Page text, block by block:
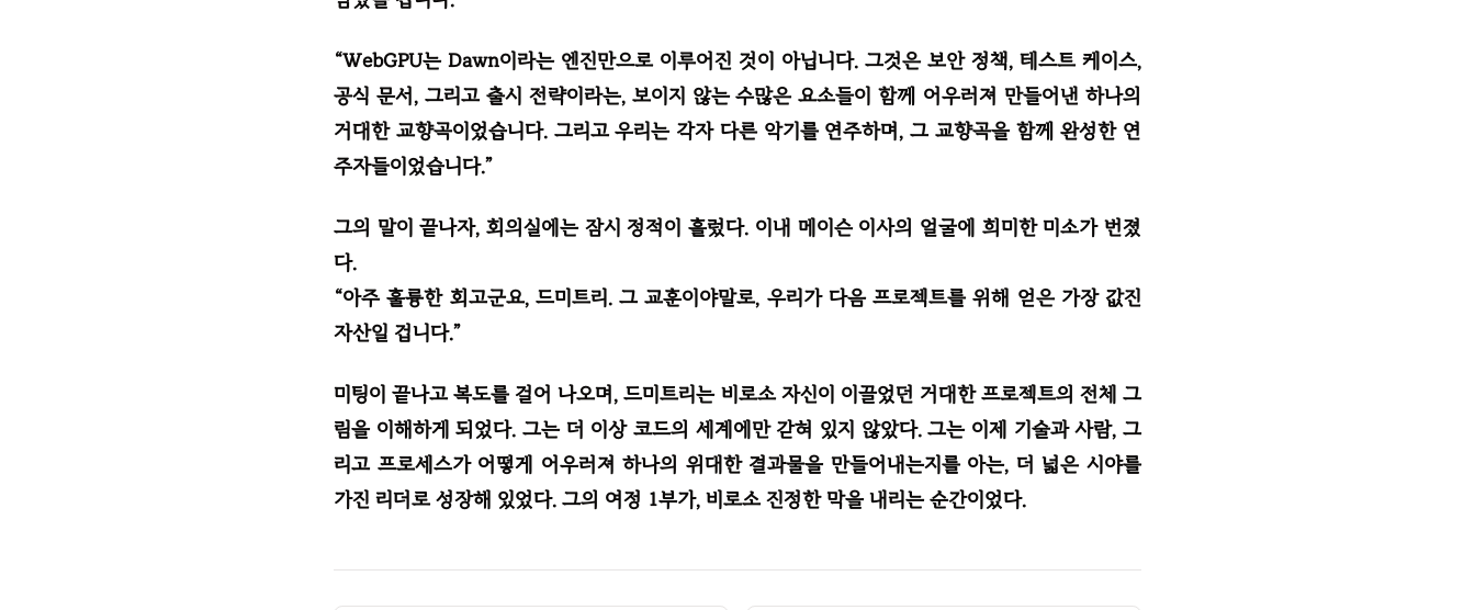
“WebGPU는 Dawn이라는 엔진만으로 이루어진 것이 아닙니다. 그것은 보안 정책, 테스트 케이스,
공식 문서, 그리고 출시 전략이라는, 보이지 않는 수많은 요소들이 함께 어우러져 만들어낸 하나의
거대한 교향곡이었습니다. 그리고 우리는 각자 다른 악기를 연주하며, 그 교향곡을 함께 완성한 연
주자들이었습니다.”
그의 말이 끝나자, 회의실에는 잠시 정적이 흘렀다. 이내 메이슨 이사의 얼굴에 희미한 미소가 번졌
다.
“아주 훌륭한 회고군요, 드미트리. 그 교훈이야말로, 우리가 다음 프로젝트를 위해 얻은 가장 값진
자산일 겁니다.”
미팅이 끝나고 복도를 걸어 나오며, 드미트리는 비로소 자신이 이끌었던 거대한 프로젝트의 전체 그
림을 이해하게 되었다. 그는 더 이상 코드의 세계에만 갇혀 있지 않았다. 그는 이제 기술과 사람, 그
리고 프로세스가 어떻게 어우러져 하나의 위대한 결과물을 만들어내는지를 아는, 더 넓은 시야를
가진 리더로 성장해 있었다. 그의 여정 1부가, 비로소 진정한 막을 내리는 순간이었다.